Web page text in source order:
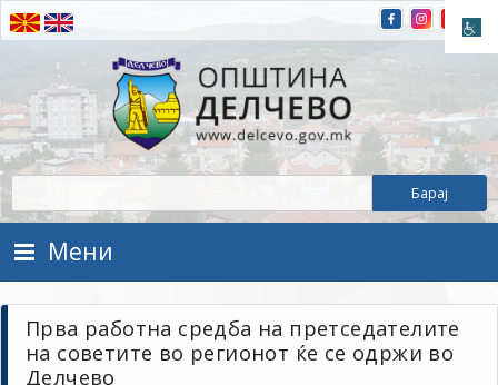
Прескокнете на содржината
Општина Делчево
Општина Делчево
Мени
Прва работна средба на претседателите
на советите во регионот ќе се одржи во
Делчево